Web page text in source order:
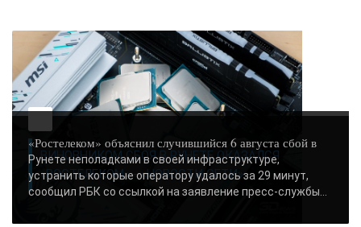
ВИНОВНИКОМ СБОЯ В РУНЕТЕ ОКАЗАЛСЯ
«РОСТЕЛЕКОМ» - «НОВОСТИ СЕТИ»..
«Ростелеком» объяснил случившийся 6 августа сбой в
Рунете неполадками в своей инфраструктуре,
устранить которые оператору удалось за 29 минут,
сообщил РБК со ссылкой на заявление пресс-службы...